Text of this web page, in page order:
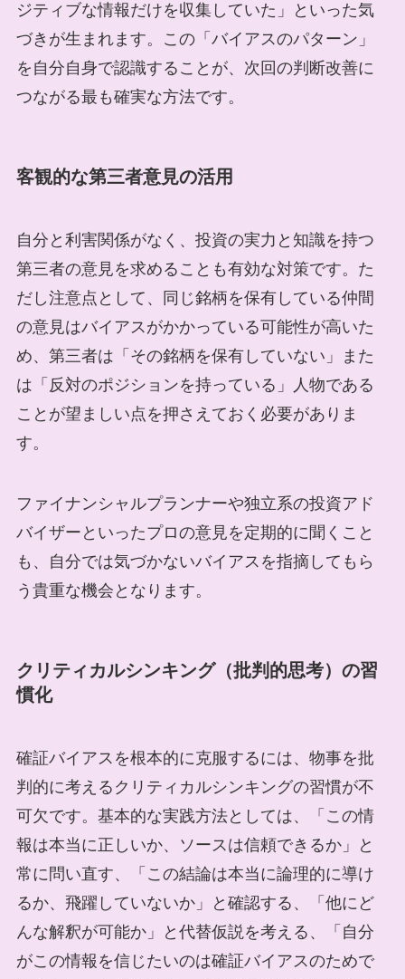
ジティブな情報だけを収集していた」といった気
づきが生まれます。この「バイアスのパターン」
を自分自身で認識することが、次回の判断改善に
つながる最も確実な方法です。
客観的な第三者意見の活用
自分と利害関係がなく、投資の実力と知識を持つ
第三者の意見を求めることも有効な対策です。た
だし注意点として、同じ銘柄を保有している仲間
の意見はバイアスがかかっている可能性が高いた
め、第三者は「その銘柄を保有していない」また
は「反対のポジションを持っている」人物である
ことが望ましい点を押さえておく必要がありま
す。
ファイナンシャルプランナーや独立系の投資アド
バイザーといったプロの意見を定期的に聞くこと
も、自分では気づかないバイアスを指摘してもら
う貴重な機会となります。
クリティカルシンキング（批判的思考）の習
慣化
確証バイアスを根本的に克服するには、物事を批
判的に考えるクリティカルシンキングの習慣が不
可欠です。基本的な実践方法としては、「この情
報は本当に正しいか、ソースは信頼できるか」と
常に問い直す、「この結論は本当に論理的に導け
るか、飛躍していないか」と確認する、「他にど
んな解釈が可能か」と代替仮説を考える、「自分
がこの情報を信じたいのは確証バイアスのためで